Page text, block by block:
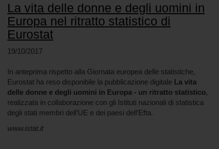
La vita delle donne e degli uomini in
Europa nel ritratto statistico di
Eurostat
19/10/2017
In anteprima rispetto alla Giornata europea delle statistiche,
Eurostat ha reso disponibile la pubblicazione digitale La vita
delle donne e degli uomini in Europa - un ritratto statistico,
realizzata in collaborazione con gli Istituti nazionali di statistica
degli stati membri dell’UE e dei paesi dell’Efta.
www.istat.it